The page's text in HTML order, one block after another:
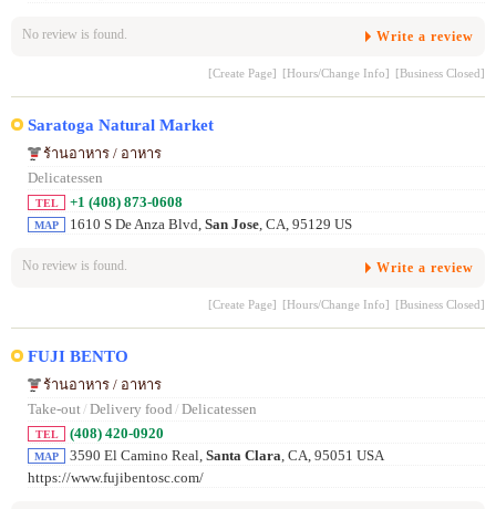
No review is found. Write a review
[Create Page] [Hours/Change Info] [Business Closed]
Saratoga Natural Market
ร้านอาหาร / อาหาร
Delicatessen
TEL +1 (408) 873-0608
MAP 1610 S De Anza Blvd, San Jose , CA, 95129 US
No review is found. Write a review
[Create Page] [Hours/Change Info] [Business Closed]
FUJI BENTO
ร้านอาหาร / อาหาร
Take-out / Delivery food / Delicatessen
TEL (408) 420-0920
MAP 3590 El Camino Real, Santa Clara , CA, 95051 USA
https://www.fujibentosc.com/